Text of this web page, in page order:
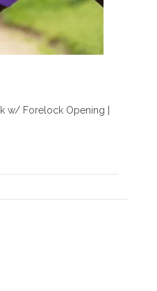
w/ Forelock Opening |